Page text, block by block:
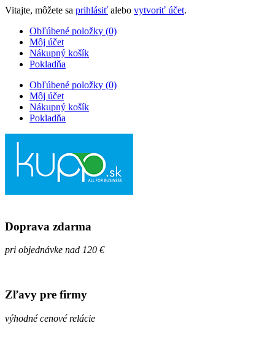
Vitajte, môžete sa prihlásiť alebo vytvoriť účet.
Obľúbené položky (0)
Môj účet
Nákupný košík
Pokladňa
Obľúbené položky (0)
Môj účet
Nákupný košík
Pokladňa
Doprava zdarma
pri objednávke nad 120 €
Zľavy pre firmy
výhodné cenové relácie